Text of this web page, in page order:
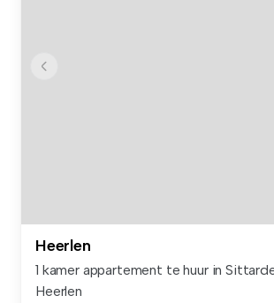
Heerlen
1 kamer appartement te huur in
Heerlen